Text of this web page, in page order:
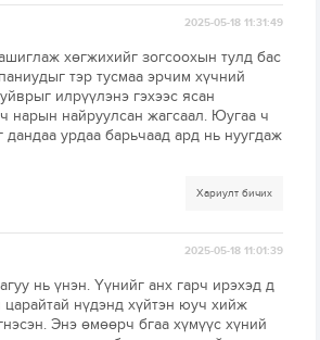
2025-05-18 11:31:49
хөгжихийг зогсоохын тулд бас
тэр тусмаа эрчим хүчний
илрүүлэнэ гэхээс ясан
нарын найруулсан жагсаал. Юугаа ч
дандаа урдаа барьчаад ард нь нуугдаж
Хариулт бичих
2025-05-18 11:01:39
нь үнэн. Үүнийг анх гарч ирэхэд д
царайтай нүдэнд хүйтэн юуч хийж
Энэ өмөөрч бгаа хүмүүс хүний